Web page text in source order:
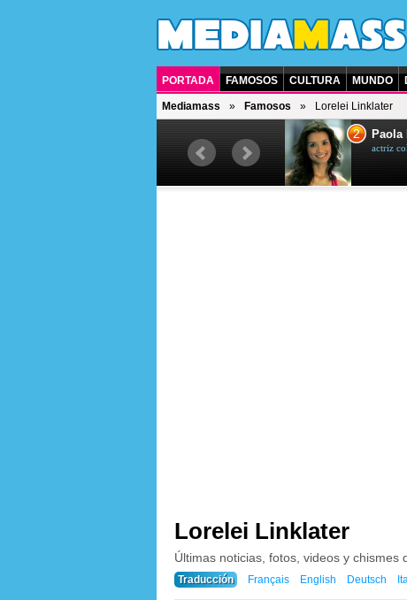
PORTADA FAMOSOS CULTURA MUNDO
Mediamass Famosos Lorelei Linklater
actor y presentador de televisión
2 Paola
actriz
Lorelei Linklater
Últimas noticias, fotos, videos y chismes
Traducción Français English Deutsch